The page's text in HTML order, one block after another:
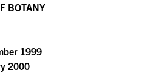
BOTANY
1999
2000